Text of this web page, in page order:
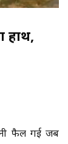
हाथ,
फैल गई जब